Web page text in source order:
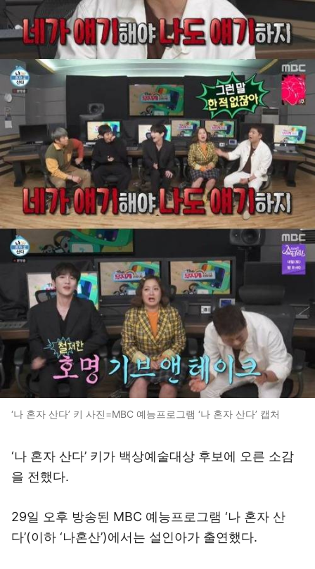
‘나 혼자 산다’ 키 사진=MBC 예능프로그램 ‘나 혼자 산다’ 캡처
‘나 혼자 산다’ 키가 백상예술대상 후보에 오른 소감
을 전했다.
29일 오후 방송된 MBC 예능프로그램 ‘나 혼자 산
다’(이하 ‘나혼산’)에서는 설인아가 출연했다.